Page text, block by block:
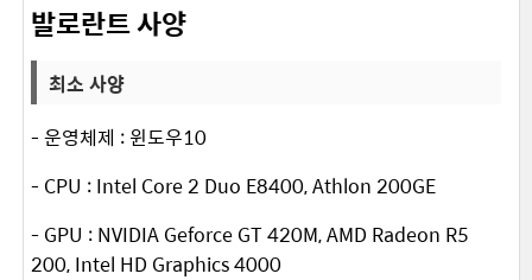
발로란트 사양
최소 사양
- 운영체제 : 윈도우10
- CPU : Intel Core 2 Duo E8400, Athlon 200GE
- GPU : NVIDIA Geforce GT 420M, AMD Radeon R5
200, Intel HD Graphics 4000